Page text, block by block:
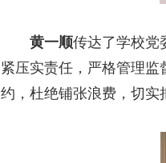
黄一顺传达了学校党
紧压实责任，严格管理
约，杜绝铺张浪费，切实